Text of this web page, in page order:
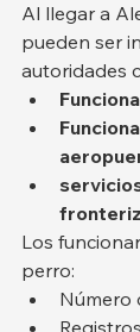
Al llegar a
pueden ser
autoridades
Los
perro:
Número